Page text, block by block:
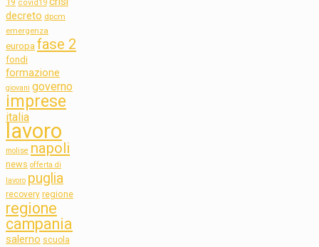
covid19
decreto dpcm
emergenza
europa fase 2
fondi
formazione
giovani governo
imprese
italia
lavoro
molise napoli
news offerta di
lavoro puglia
recovery regione
regione
campania
salerno scuola